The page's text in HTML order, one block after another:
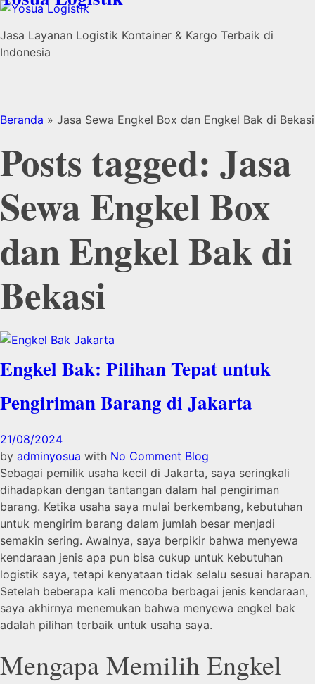
Jasa Layanan Logistik Kontainer & Kargo Terbaik di
Indonesia
Beranda » Jasa Sewa Engkel Box dan Engkel Bak di Bekasi
Posts tagged: Jasa
Sewa Engkel Box
dan Engkel Bak di
Bekasi
Engkel Bak: Pilihan Tepat untuk
Pengiriman Barang di Jakarta
21/08/2024
by adminyosua with No Comment Blog
Sebagai pemilik usaha kecil di Jakarta, saya seringkali
dihadapkan dengan tantangan dalam hal pengiriman
barang. Ketika usaha saya mulai berkembang, kebutuhan
untuk mengirim barang dalam jumlah besar menjadi
semakin sering. Awalnya, saya berpikir bahwa menyewa
kendaraan jenis apa pun bisa cukup untuk kebutuhan
logistik saya, tetapi kenyataan tidak selalu sesuai harapan.
Setelah beberapa kali mencoba berbagai jenis kendaraan,
saya akhirnya menemukan bahwa menyewa engkel bak
adalah pilihan terbaik untuk usaha saya.
Mengapa Memilih Engkel